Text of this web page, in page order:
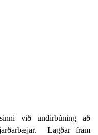
við undirbúning að
Lagðar fram